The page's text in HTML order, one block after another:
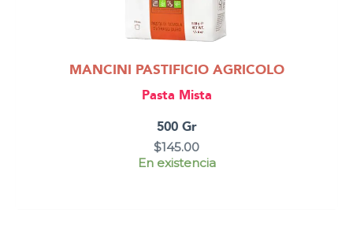
MANCINI PASTIFICIO AGRICOLO
Pasta Mista
500 Gr
$145.00
En existencia